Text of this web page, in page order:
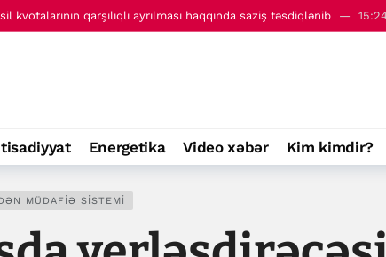
qarşılıqlı ayrılması haqqında saziş təsdiqlənib 15:24
Energetika Video xəbər Kim kimdir?
MÜDAFIƏ SISTEMI